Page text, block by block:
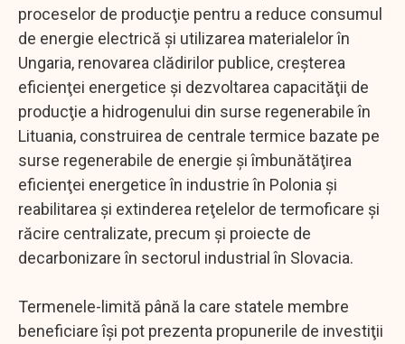
proceselor de producţie pentru a reduce consumul
de energie electrică şi utilizarea materialelor în
Ungaria, renovarea clădirilor publice, creşterea
eficienţei energetice şi dezvoltarea capacităţii de
producţie a hidrogenului din surse regenerabile în
Lituania, construirea de centrale termice bazate pe
surse regenerabile de energie şi îmbunătăţirea
eficienţei energetice în industrie în Polonia şi
reabilitarea şi extinderea reţelelor de termoficare şi
răcire centralizate, precum şi proiecte de
decarbonizare în sectorul industrial în Slovacia.
Termenele-limită până la care statele membre
beneficiare îşi pot prezenta propunerile de investiţii